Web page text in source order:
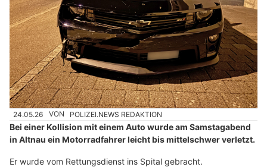
24.05.26 VON POLIZEI.NEWS REDAKTION
Bei einer Kollision mit einem Auto wurde am Samstagabend
in Altnau ein Motorradfahrer leicht bis mittelschwer verletzt.
Er wurde vom Rettungsdienst ins Spital gebracht.